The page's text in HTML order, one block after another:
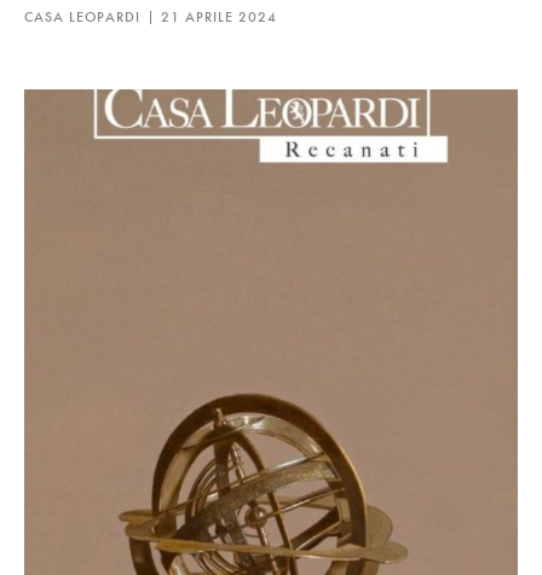
CASA LEOPARDI 21 APRILE 2024